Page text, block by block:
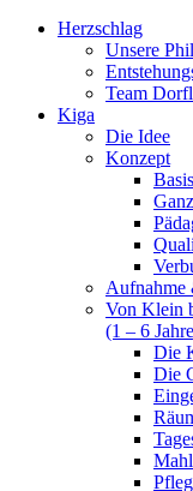
Herzschlag
Unsere
Team
Kiga
Die Idee
Konzept
Aufnahme
Von Klein
(1 – 6
Die
Die